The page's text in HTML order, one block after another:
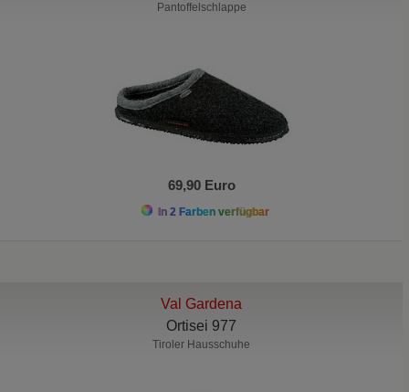
Pantoffelschlappe
69,90 Euro
In 2 Farben verfügbar
Val Gardena
Ortisei 977
Tiroler Hausschuhe